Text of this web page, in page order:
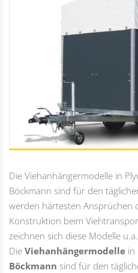
Die Viehanhängermodelle in
Böckmann sind für den
werden härtesten Ansprüchen
Konstruktion beim
zeichnen sich diese Modelle
Die Viehanhängermodelle in
Böckmann sind für den